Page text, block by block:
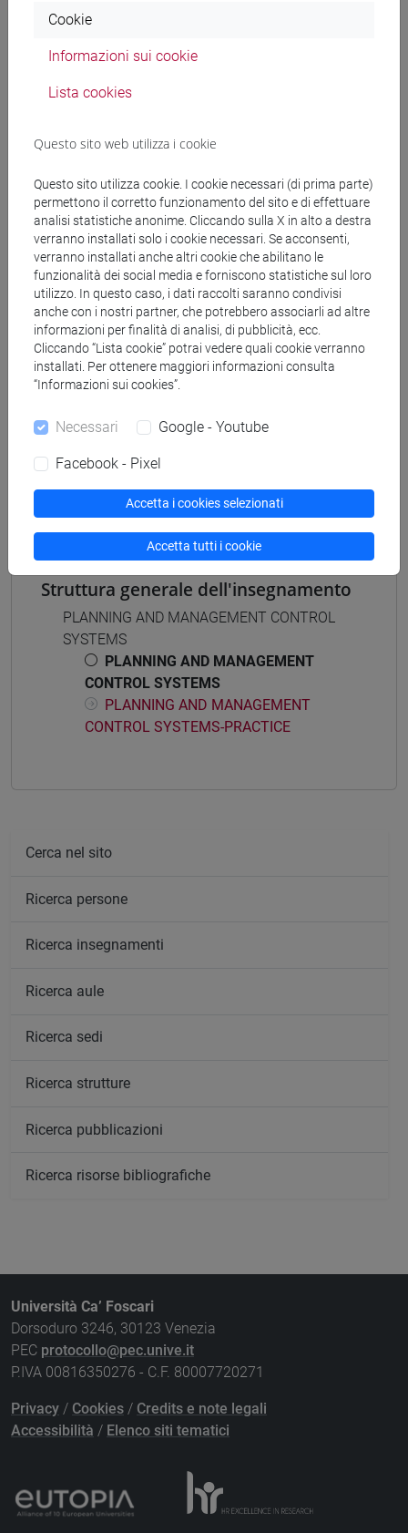
Materiali didattici
Materiali su Moodle
Corsi di studio e percorsi
[ET7] DIGITAL MANAGEMENT - Laurea
percorso comune
[ETR7] DIGITAL MANAGEMENT - Laurea
percorso comune
Mutua da
PLANNING AND MANAGEMENT CONTROL
SYSTEMS [ET7009]
Struttura generale dell'insegnamento
PLANNING AND MANAGEMENT CONTROL
SYSTEMS
PLANNING AND MANAGEMENT
CONTROL SYSTEMS
PLANNING AND MANAGEMENT
CONTROL SYSTEMS-PRACTICE
Cerca nel sito
Ricerca persone
Ricerca insegnamenti
Ricerca aule
Ricerca sedi
Ricerca strutture
Ricerca pubblicazioni
Ricerca risorse bibliografiche
Università Ca’ Foscari
Dorsoduro 3246, 30123 Venezia
PEC protocollo@pec.unive.it
P.IVA 00816350276 - C.F. 80007720271
Privacy / Cookies / Credits e note legali
Accessibilità / Elenco siti tematici
Cookie
Informazioni sui cookie
Lista cookies
Questo sito web utilizza i cookie
Questo sito utilizza cookie. I cookie necessari (di prima parte)
permettono il corretto funzionamento del sito e di effettuare
analisi statistiche anonime. Cliccando sulla X in alto a destra
verranno installati solo i cookie necessari. Se acconsenti,
verranno installati anche altri cookie che abilitano le
funzionalità dei social media e forniscono statistiche sul loro
utilizzo. In questo caso, i dati raccolti saranno condivisi
anche con i nostri partner, che potrebbero associarli ad altre
informazioni per finalità di analisi, di pubblicità, ecc.
Cliccando “Lista cookie” potrai vedere quali cookie verranno
installati. Per ottenere maggiori informazioni consulta
“Informazioni sui cookies”.
Necessari Google - Youtube
Facebook - Pixel
Accetta i cookies selezionati
Accetta tutti i cookie